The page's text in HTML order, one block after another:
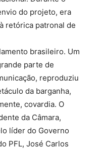
do projeto, era
retórica patronal de
brasileiro. Um
parte de
reproduziu
da barganha,
covardia. O
da Câmara,
líder do Governo
PFL, José Carlos